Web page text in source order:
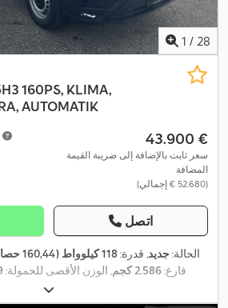
1 / 28
160PS, KLIMA,
AUTOMATIK
‏43.900 €
سعر ثابت بالإضافة إلى ضريبة القيمة
المضافة
(‏52.680 € إجمالي)
اتصل
الحالة:جديد, قدرة:118 كيلوواط (160,44 حصان)
فارغ:2.586 كجم , الوزن الأقصى للحمولة:
235/65 R16C
العجلات:4.490 مم , لون:أبيض, نوع التروس: